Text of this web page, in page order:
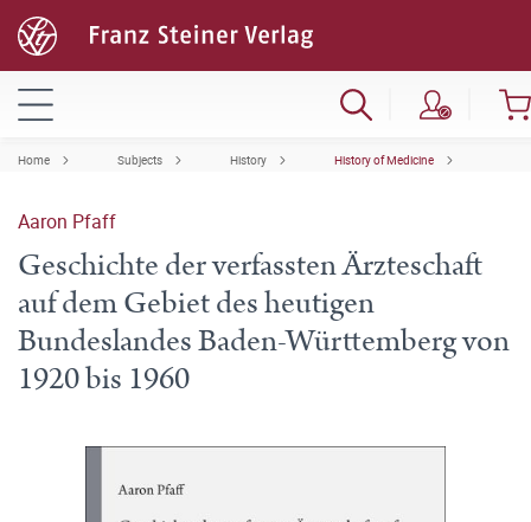
Home Subjects History History of Medicine
Aaron Pfaff
Geschichte der verfassten Ärzteschaft
auf dem Gebiet des heutigen
Bundeslandes Baden-Württemberg von
1920 bis 1960